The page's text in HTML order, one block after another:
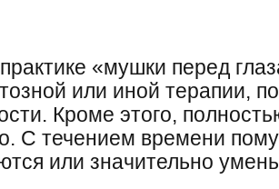
«мушки перед
или иной терапии,
Кроме этого,
С течением времени
или значительно